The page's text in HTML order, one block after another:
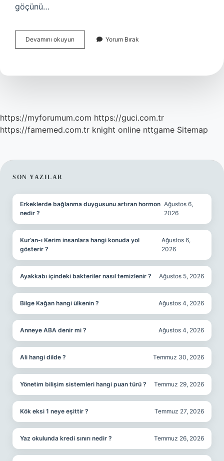
göçünü…
Devamını okuyun
Arsız
Dk
Yorum Bırak
https://myforumum.com https://guci.com.tr
https://famemed.com.tr knight online nttgame Sitemap
SIDEBAR
SON YAZILAR
Erkeklerde bağlanma duygusunu artıran hormon
nedir ?
Ağustos 6,
2026
Kur’an-ı Kerim insanlara hangi konuda yol
gösterir ?
Ağustos 6,
2026
Ayakkabı içindeki bakteriler nasıl temizlenir ? Ağustos 5, 2026
Bilge Kağan hangi ülkenin ? Ağustos 4, 2026
Anneye ABA denir mi ? Ağustos 4, 2026
Ali hangi dilde ? Temmuz 30, 2026
Yönetim bilişim sistemleri hangi puan türü ? Temmuz 29, 2026
Kök eksi 1 neye eşittir ? Temmuz 27, 2026
Yaz okulunda kredi sınırı nedir ? Temmuz 26, 2026